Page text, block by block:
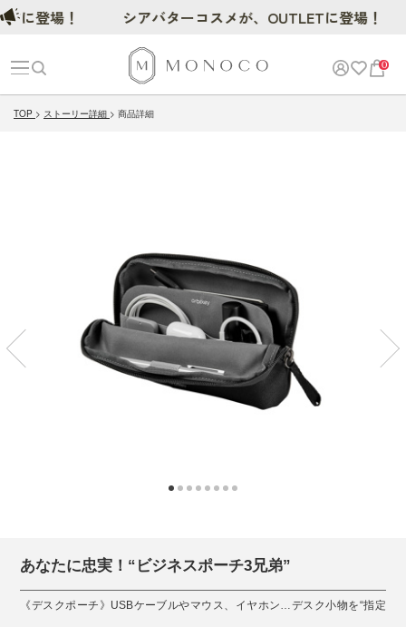
0
TOP ストーリー詳細 商品詳細
あなたに忠実！“ビジネスポーチ3兄弟”
《デスクポーチ》USBケーブルやマウス、イヤホン…デスク小物を“指定
場！ シアバターコスメが、OUTLETに登場！